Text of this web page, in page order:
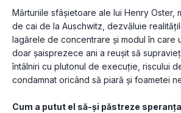
Mărturiile sfâșietoare ale lui Henry Oster,
de cai de la Auschwitz, dezvăluie
lagărele de concentrare și modul în care
doar șaisprezece ani a reușit să
întâlniri cu plutonul de execuție, riscului
condamnat oricând să piară și foametei
Cum a putut el să-și păstreze